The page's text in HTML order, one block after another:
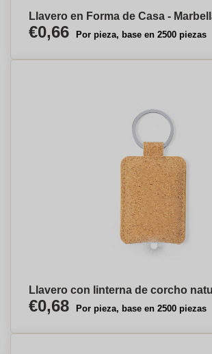
Llavero en Forma de Casa -
€0,66 Por pieza, base en 2500 piezas
Llavero con linterna de corcho
€0,68 Por pieza, base en 2500 piezas